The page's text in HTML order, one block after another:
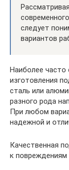
следует
вариантов
Наиболее часто
изготовления
сталь или
разного рода
При любом
надежной и
Качественная
к